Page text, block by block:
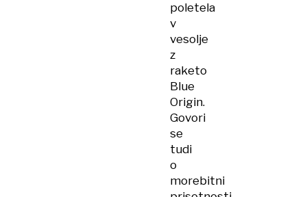
poletela
v
vesolje
z
raketo
Blue
Origin.
Govori
se
tudi
o
morebitni